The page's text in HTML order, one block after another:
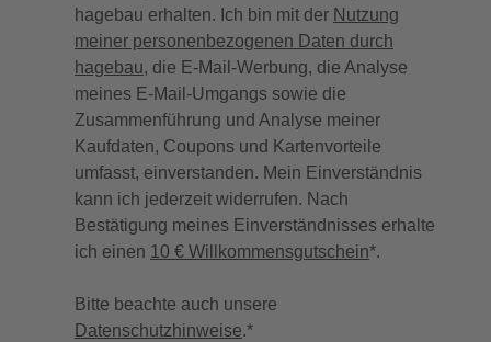
hagebau erhalten. Ich bin mit der Nutzung
meiner personenbezogenen Daten durch
hagebau, die E-Mail-Werbung, die Analyse
meines E-Mail-Umgangs sowie die
Zusammenführung und Analyse meiner
Kaufdaten, Coupons und Kartenvorteile
umfasst, einverstanden. Mein Einverständnis
kann ich jederzeit widerrufen. Nach
Bestätigung meines Einverständnisses erhalte
ich einen 10 € Willkommensgutschein*.
Bitte beachte auch unsere
Datenschutzhinweise.